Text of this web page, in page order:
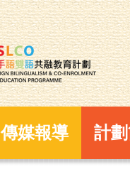
傳媒報導 計